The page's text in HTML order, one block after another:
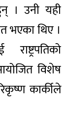
। उनी यही
भएका थिए ।
राष्ट्रपतिको
विशेष
कार्कीले